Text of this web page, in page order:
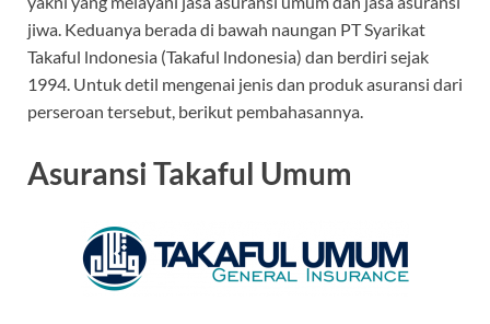
jiwa. Keduanya berada di bawah naungan PT Syarikat
Takaful lndonesia (Takaful lndonesia) dan berdiri sejak
1994. Untuk detil mengenai jenis dan produk asuransi dari
perseroan tersebut, berikut pembahasannya.
Asuransi Takaful Umum